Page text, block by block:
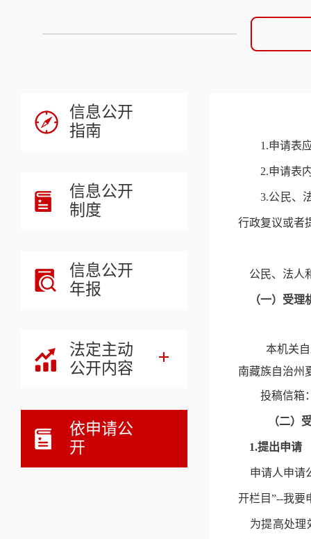
信息公开
指南
信息公开
制度
信息公开
年报
法定主动
公开内容
依申请公
开
1.申请表
2.申请表
3.公民、
行政复议或者
公民、法人
（一）受理
本机关
南藏族自治州
投稿信箱
（二）
1.提出申请
申请人申请
开栏目”--我要
为提高处理